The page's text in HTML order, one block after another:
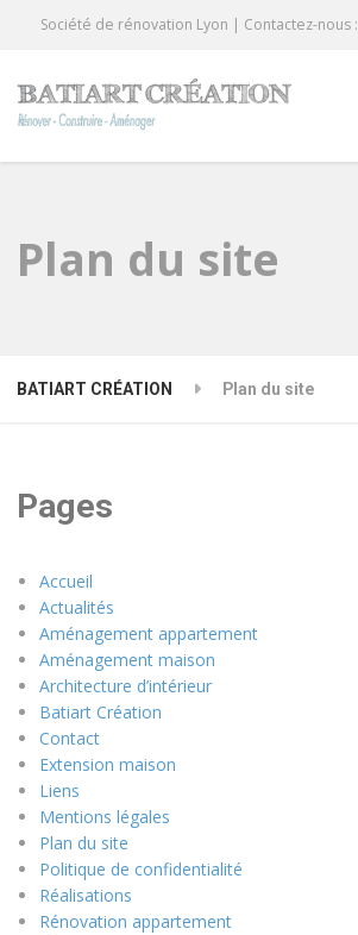
Société de rénovation Lyon | Contactez-nous :
Plan du site
BATIART CRÉATION Plan du site
Pages
Accueil
Actualités
Aménagement appartement
Aménagement maison
Architecture d’intérieur
Batiart Création
Contact
Extension maison
Liens
Mentions légales
Plan du site
Politique de confidentialité
Réalisations
Rénovation appartement